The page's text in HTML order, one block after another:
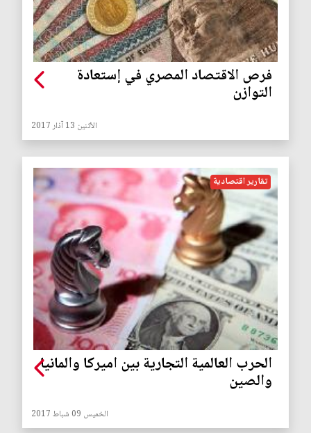
فرص الاقتصاد المصري في إستعادة
التوازن
الأثنين 13 آذار 2017
تقارير اقتصادية
الحرب العالمية التجارية بين اميركا والمانيا
والصين
الخميس 09 شباط 2017